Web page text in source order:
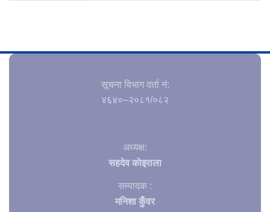
सूचना विभाग दर्ता नं‍:
४६४०–२०८१/०८२
अध्यक्ष:
सहदेव काेइराला
सम्पादक :
मनिशा कुँवर